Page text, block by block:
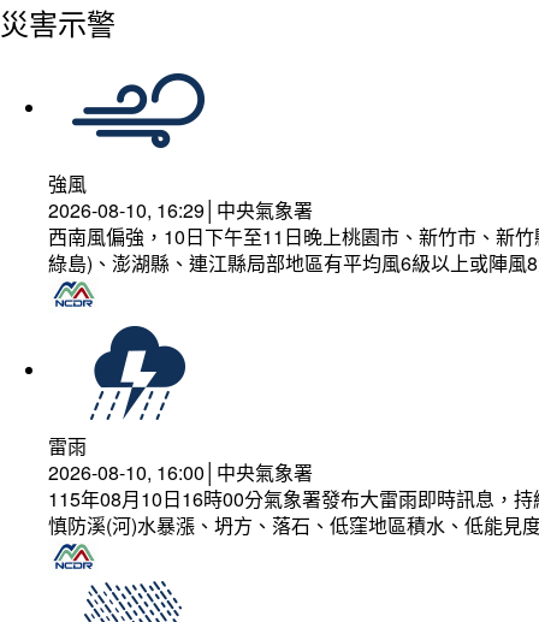
災害示警
強風
2026-08-10, 16:29│中央氣象署
西南風偏強，10日下午至11日晚上桃園市、新竹市、新
綠島)、澎湖縣、連江縣局部地區有平均風6級以上或陣
雷雨
2026-08-10, 16:00│中央氣象署
115年08月10日16時00分氣象署發布大雷雨即時訊息，
慎防溪(河)水暴漲、坍方、落石、低窪地區積水、低能見